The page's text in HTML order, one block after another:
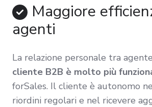
Maggiore
agenti
La relazione personale tra
cliente B2B è molto più
forSales. Il cliente è autonomo
riordini regolari e nel ricevere